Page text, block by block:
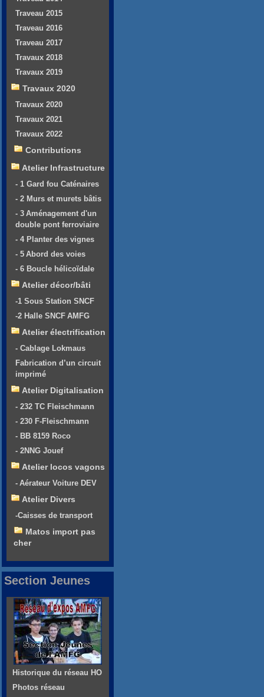
Traveau 2015
Traveau 2016
Traveau 2017
Travaux 2018
Travaux 2019
Travaux 2020
Travaux 2020
Travaux 2021
Travaux 2022
Contributions
Atelier Infrastructure
- 1 Gard fou Caténaires
- 2 Murs et murets bâtis
- 3 Aménagement d'un
double pont ferroviaire
- 4 Planter des vignes
- 5 Abord des voies
- 6 Boucle hélicoïdale
Atelier décor/bâti
-1 Sous Station SNCF
-2 Halle SNCF AMFG
Atelier électrification
- Cablage Lokmaus
Fabrication d’un circuit
imprimé
Atelier Digitalisation
- 232 TC Fleischmann
- 230 F-Fleischmann
- BB 8159 Roco
- 2NNG Jouef
Atelier locos vagons
- Aérateur Voiture DEV
Atelier Divers
-Caisses de transport
Matos import pas
cher
Section Jeunes
Historique du réseau HO
Photos réseau